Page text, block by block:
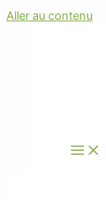
Aller au contenu